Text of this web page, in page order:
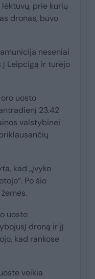
lėktuvų, prie kurių
dronas, buvo
neseniai
į Leipcigą ir turėjo
uosto
23.42
valstybinei
kad „įvyko
Po šio
uosto
droną ir jį
kad rankose
veikia